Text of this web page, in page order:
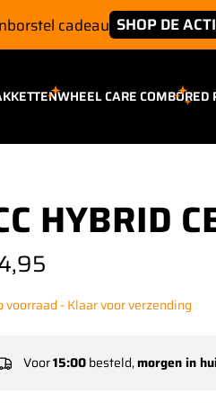
cadeau SHOP DE
WHEEL CARE COMBORED
HYBRID
voorraad - Klaar voor verzending
Voor15:00besteld,morgen in